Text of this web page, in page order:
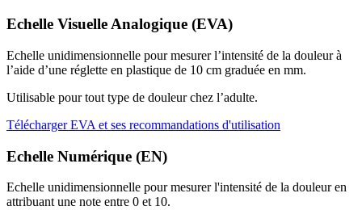
Echelle Visuelle Analogique (EVA)
Echelle unidimensionnelle pour mesurer l’intensité de la douleur à
l’aide d’une réglette en plastique de 10 cm graduée en mm.
Utilisable pour tout type de douleur chez l’adulte.
Télécharger EVA et ses recommandations d'utilisation
Echelle Numérique (EN)
Echelle unidimensionnelle pour mesurer l'intensité de la douleur en
attribuant une note entre 0 et 10.